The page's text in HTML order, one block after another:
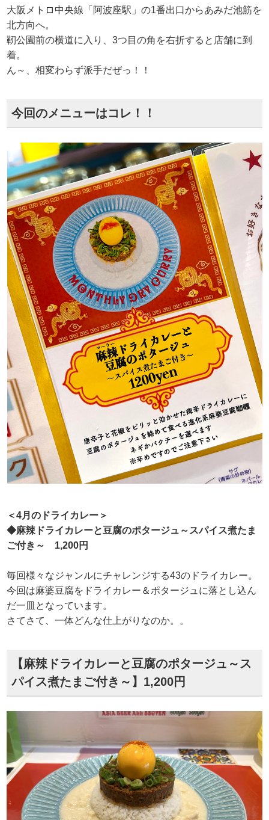
大阪メトロ中央線「阿波座駅」の1番出口からあみだ池筋を
北方向へ。
靭公園前の横道に入り、3つ目の角を右折すると店舗に到
着。
ん～、相変わらず派手だぜっ！！
今回のメニューはコレ！！
＜4月のドライカレー＞
◆麻辣ドライカレーと豆腐のポタージュ～スパイス煮たま
ご付き～ 1,200円
毎回様々なジャンルにチャレンジする43のドライカレー。
今回は麻婆豆腐をドライカレー＆ポタージュに落とし込ん
だ一皿となっています。
さてさて、一体どんな仕上がりなのか。。
【麻辣ドライカレーと豆腐のポタージュ～ス
パイス煮たまご付き～】1,200円